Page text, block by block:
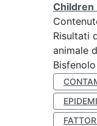
Children
Risultati
animale